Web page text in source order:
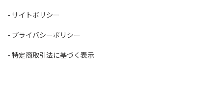
サイトポリシー
プライバシーポリシー
特定商取引法に基づく表示